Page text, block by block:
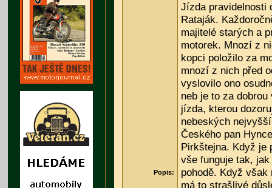
Popis:
Jízda pravidelnosti
Rataják.
majitelé starých a
motorek. Mnozí z
kopci položilo za
mnozí z nich před
vyslovilo ono
neb je to za
jízda, kterou
nebeských
Českého pan
Pirkštejna. Když je
vše funguje tak,
pohodě. Když však
má to strašlivé